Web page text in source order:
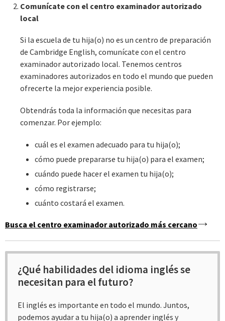
Comunícate con el centro examinador autorizado
local
Si la escuela de tu hija(o) no es un centro de preparación
de Cambridge English, comunícate con el centro
examinador autorizado local. Tenemos centros
examinadores autorizados en todo el mundo que pueden
ofrecerte la mejor experiencia posible.
Obtendrás toda la información que necesitas para
comenzar. Por ejemplo:
cuál es el examen adecuado para tu hija(o);
cómo puede prepararse tu hija(o) para el examen;
cuándo puede hacer el examen tu hija(o);
cómo registrarse;
cuánto costará el examen.
Busca el centro examinador autorizado más cercano
¿Qué habilidades del idioma inglés se
necesitan para el futuro?
El inglés es importante en todo el mundo. Juntos,
podemos ayudar a tu hija(o) a aprender inglés y